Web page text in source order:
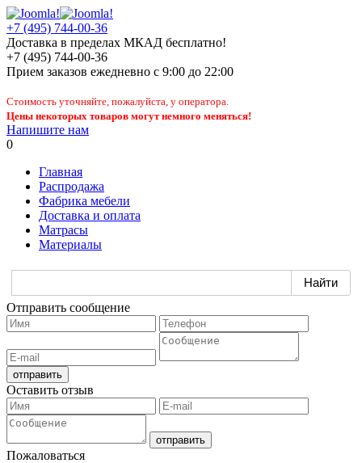
+7 (495) 744-00-36
Доставка в пределах МКАД бесплатно!
+7 (495) 744-00-36
Прием заказов ежедневно с 9:00 до 22:00
Стоимость уточняйте, пожалуйста, у оператора.
Цены некоторых товаров могут немного меняться!
Напишите нам
0
Главная
Распродажа
Фабрика мебели
Доставка и оплата
Матрасы
Материалы
Отправить сообщение
Оставить отзыв
Пожаловаться